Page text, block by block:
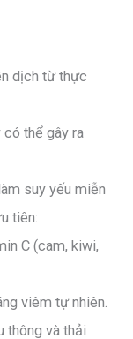
dịch từ thực
thể gây ra
suy yếu miễn
tiên:
C (cam, kiwi,
viêm tự nhiên.
thông và thải